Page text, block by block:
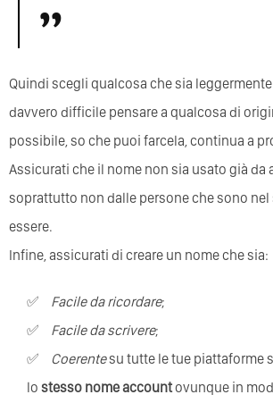
Quindi scegli qualcosa che sia
davvero difficile pensare a qualcosa di
possibile, so che puoi farcela, continua a
Assicurati che il nome non sia usato già da
soprattutto non dalle persone che sono
essere.
Infine, assicurati di creare un nome che sia:
facile da ricordare;
facile da scrivere;
coerentesu tutte le tue piattaforme
lo stesso nome accountovunque in